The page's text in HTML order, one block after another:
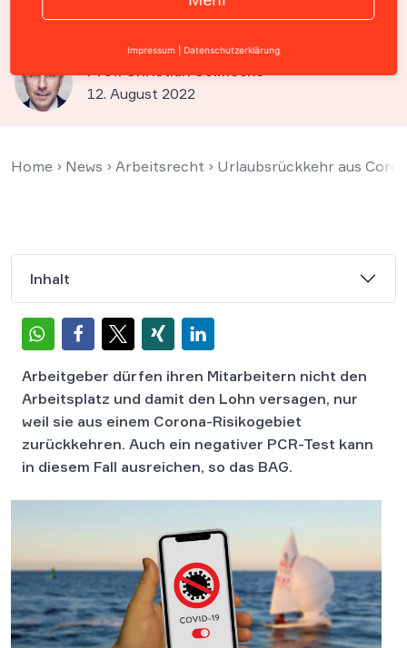
akzeptiert werden müssen
Prof. Christian Solmecke
12. August 2022
Home › News › Arbeitsrecht › Urlaubsrückkehr aus
Inhalt
Arbeitgeber dürfen ihren Mitarbeitern nicht den
Arbeitsplatz und damit den Lohn versagen, nur
weil sie aus einem Corona-Risikogebiet
zurückkehren. Auch ein negativer PCR-Test kann
in diesem Fall ausreichen, so das BAG.
Impressum Datenschutzerklärung